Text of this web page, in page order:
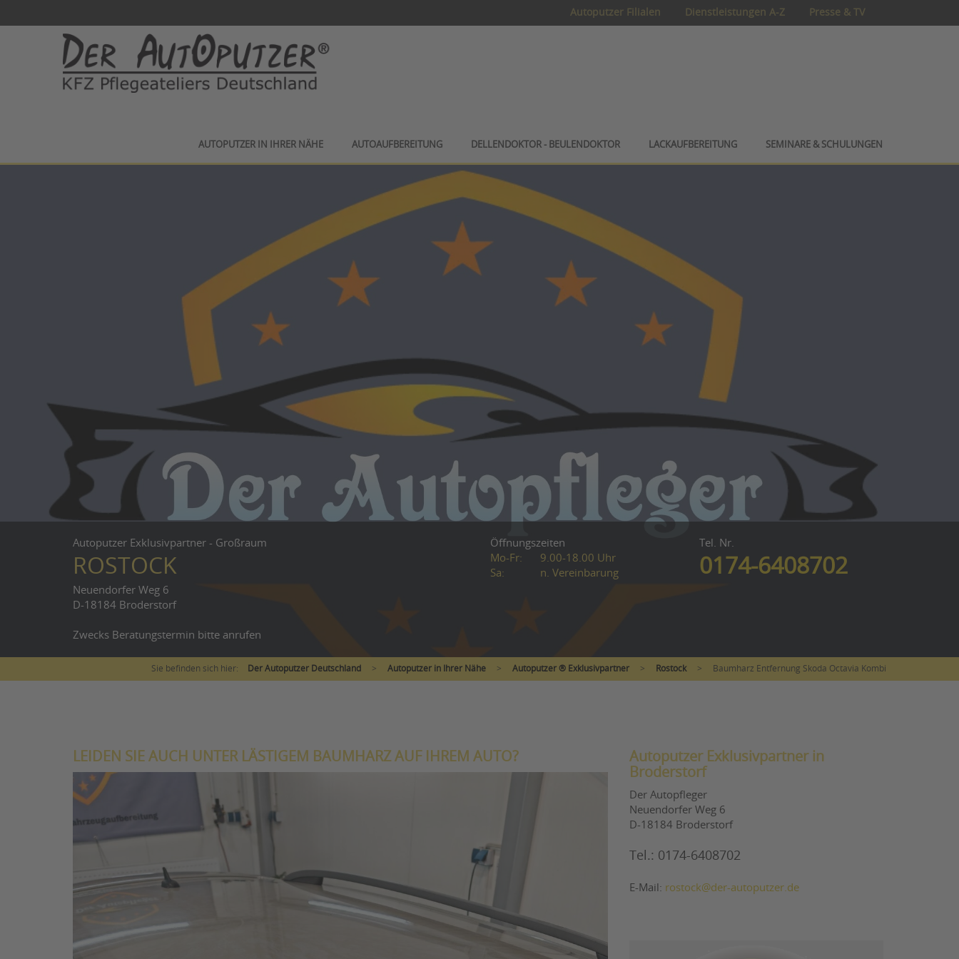
Autoputzer Filialen Dienstleistungen A-Z Presse & TV
AUTOPUTZER IN IHRER NÄHE AUTOAUFBEREITUNG DELLENDOKTOR - BEULENDOKTOR LACKAUFBEREITUNG SEMINARE & SCHULUNGEN
Autoputzer Exklusivpartner - Großraum
ROSTOCK
Neuendorfer Weg 6
D-18184 Broderstorf
Zwecks Beratungstermin bitte anrufen
Öffnungszeiten
Mo-Fr:
9.00-18.00 Uhr
Sa:
n. Vereinbarung
Tel. Nr.
0174-6408702
Sie befinden sich hier: Der Autoputzer Deutschland > Autoputzer in Ihrer Nähe > Autoputzer ® Exklusivpartner > Rostock > Baumharz Entfernung Skoda Octavia Kombi
LEIDEN SIE AUCH UNTER LÄSTIGEM BAUMHARZ AUF IHREM AUTO?
Autoputzer Exklusivpartner in
Broderstorf
Der Autopfleger
Neuendorfer Weg 6
D-18184 Broderstorf
Tel.: 0174-6408702
E-Mail: rostock@der-autoputzer.de